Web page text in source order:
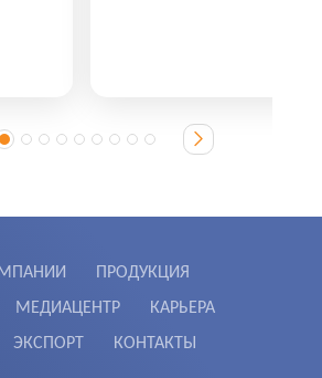
ПРОДУКЦИЯ
МЕДИАЦЕНТР
КАРЬЕРА
ЭКСПОРТ КОНТАКТЫ